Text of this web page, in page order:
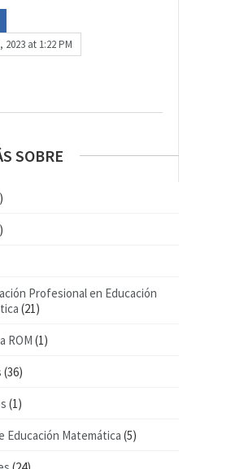
2023 at 1:22 PM
SOBRE
Profesional en Educación
(21)
ROM (1)
(36)
(1)
Educación Matemática (5)